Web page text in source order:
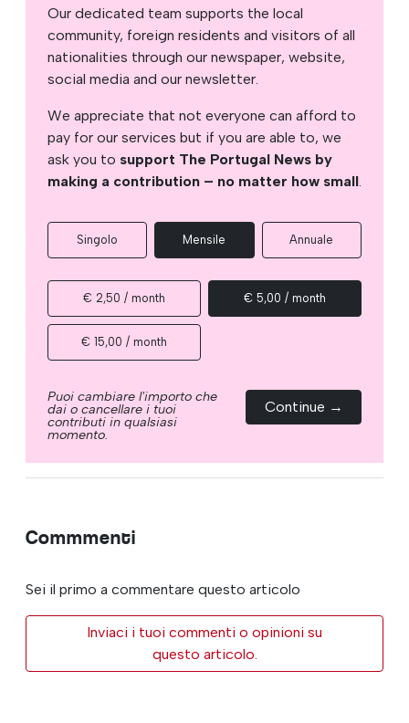
Our dedicated team supports the local
community, foreign residents and visitors of all
nationalities through our newspaper, website,
social media and our newsletter.
We appreciate that not everyone can afford to
pay for our services but if you are able to, we
ask you to support The Portugal News by
making a contribution – no matter how small.
Singolo Mensile Annuale
€ 2,50 / month € 5,00 / month
€ 15,00 / month
Puoi cambiare l'importo che
dai o cancellare i tuoi
contributi in qualsiasi
momento.
Continue →
Commmenti
Sei il primo a commentare questo articolo
Inviaci i tuoi commenti o opinioni su
questo articolo.